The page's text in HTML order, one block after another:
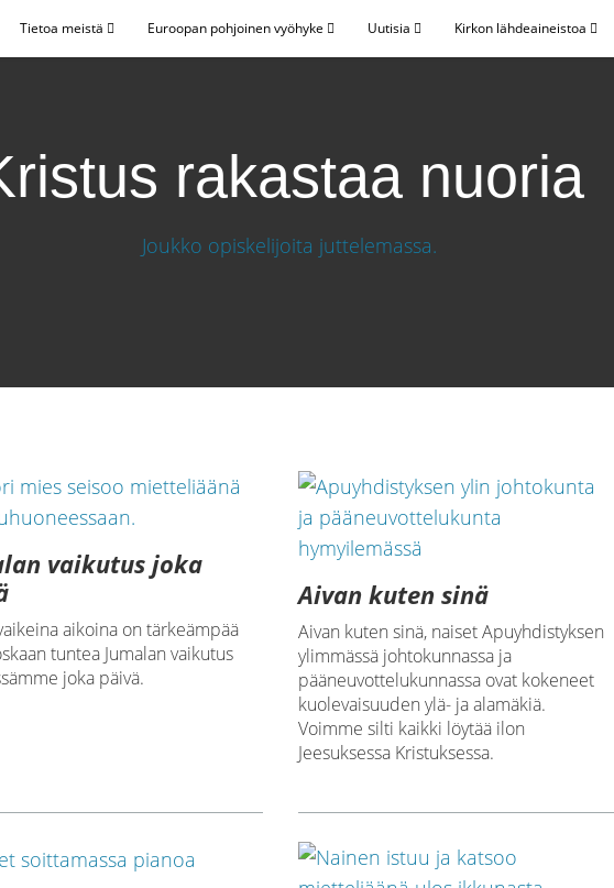
Tietoa meistä Euroopan pohjoinen vyöhyke Uutisia Kirkon lähdeaineistoa
rakastaa nuoria
vaikutus joka
aikoina on tärkeämpää
tuntea Jumalan vaikutus
joka päivä.
Aivan kuten sinä
Aivan kuten sinä, naiset Apuyhdistyksen
ylimmässä johtokunnassa ja
pääneuvottelukunnassa ovat kokeneet
kuolevaisuuden ylä- ja alamäkiä.
Voimme silti kaikki löytää ilon
Jeesuksessa Kristuksessa.